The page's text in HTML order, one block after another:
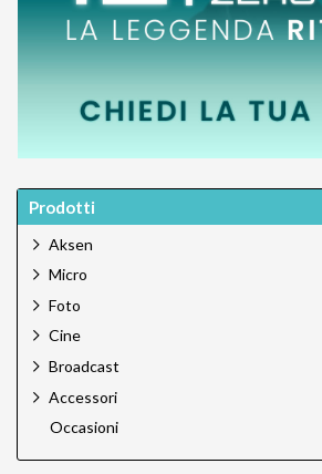
Prodotti
Aksen
Micro
Foto
Cine
Broadcast
Accessori
Occasioni